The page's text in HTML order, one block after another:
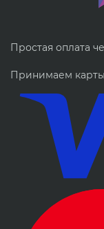
Простая оплата
Принимаем карты